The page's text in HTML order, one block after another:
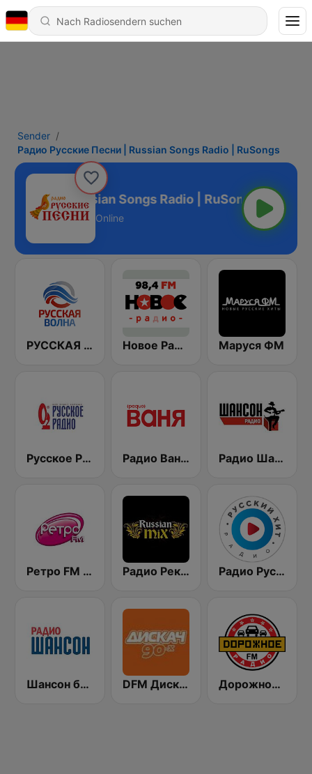
Sender
Радио Русские Песни | Russian Songs Radio | RuSongs
Песни | Russian Songs Radio | RuSongs
Online
РУССКАЯ ВОЛНА - Russian Wave Новое Радио (New Radio, Novoe Radio) Маруся ФМ
Русское Радио Радио Ваня (Radio Vanya) Радио Шансон (Chanson)
Ретро FM (Retro FM) Радио Рекорд Russian Mix (Radio Record Russian Mix) Радио Русский Хит
Шансон без цензуры (Shanson bez cenzury) DFM Дискач 90х (DFM Disco 90s) Дорожное Радио (Dorojnoe Radio)